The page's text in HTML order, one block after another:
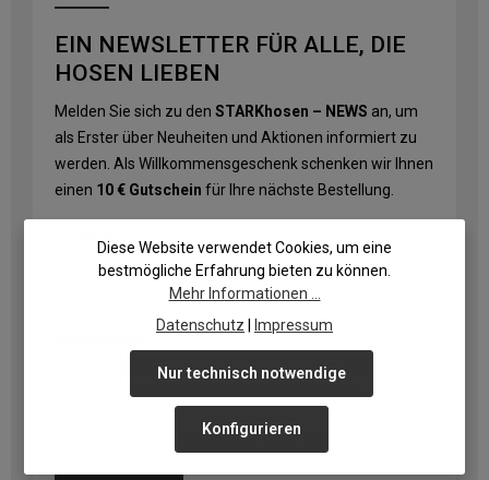
EIN NEWSLETTER FÜR ALLE, DIE
HOSEN LIEBEN
Melden Sie sich zu den STARKhosen – NEWS an, um
als Erster über Neuheiten und Aktionen informiert zu
werden. Als Willkommensgeschenk schenken wir Ihnen
einen 10 € Gutschein für Ihre nächste Bestellung.
Datenschutzbestimmungenzur Kenntnis
Die mit einem Stern (*) markierten Felder sind Pflichtfelder.
Diese Website verwendet Cookies, um eine
bestmögliche Erfahrung bieten zu können.
Mehr Informationen ...
Datenschutz
Impressum
Nur technisch notwendige
Konfigurieren